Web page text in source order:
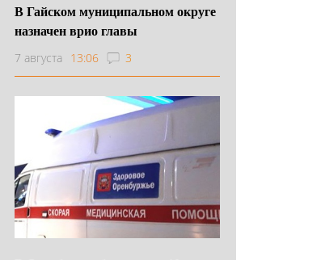
В Гайском муниципальном округе
назначен врио главы
7 августа 13:06 3